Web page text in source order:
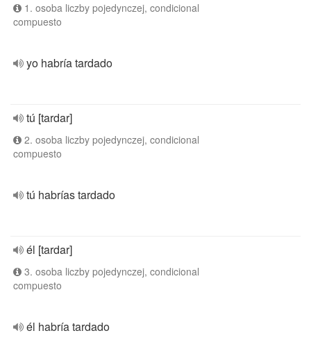
1. osoba liczby pojedynczej, condicional
compuesto
yo habría tardado
tú [tardar]
2. osoba liczby pojedynczej, condicional
compuesto
tú habrías tardado
él [tardar]
3. osoba liczby pojedynczej, condicional
compuesto
él habría tardado